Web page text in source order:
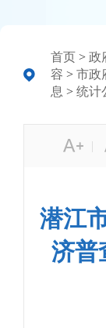
首页 > 政
容 > 市政
息 > 统计
|
潜江
济普